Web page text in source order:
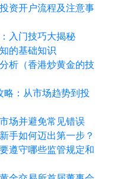
资开户流程及注意事
入门技巧大揭秘
的基础知识
析（香港炒黄金的技
：从市场趋势到投
场并避免常见错误
手如何迈出第一步？
遵守哪些监管规定和